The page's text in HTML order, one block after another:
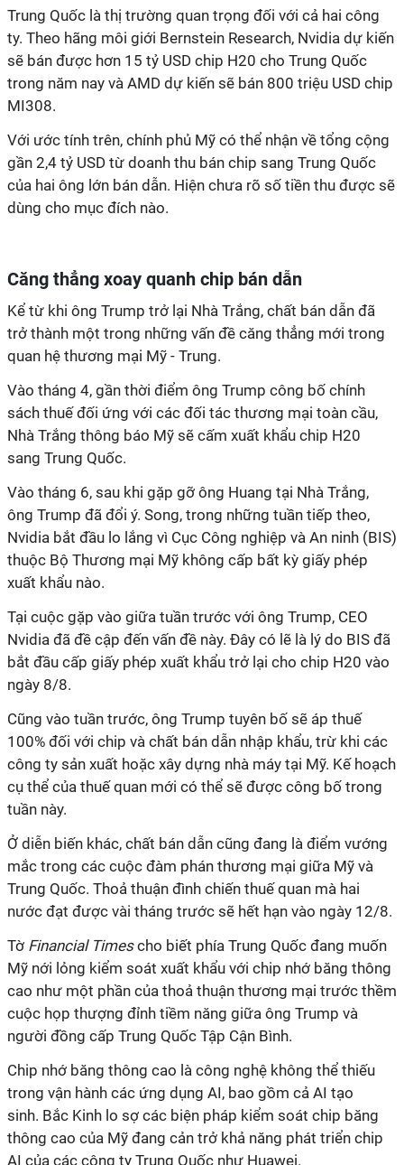
Trung Quốc là thị trường quan trọng đối với cả hai công
ty. Theo hãng môi giới Bernstein Research, Nvidia dự kiến
sẽ bán được hơn 15 tỷ USD chip H20 cho Trung Quốc
trong năm nay và AMD dự kiến sẽ bán 800 triệu USD chip
MI308.
Với ước tính trên, chính phủ Mỹ có thể nhận về tổng cộng
gần 2,4 tỷ USD từ doanh thu bán chip sang Trung Quốc
của hai ông lớn bán dẫn. Hiện chưa rõ số tiền thu được sẽ
dùng cho mục đích nào.
Căng thẳng xoay quanh chip bán dẫn
Kể từ khi ông Trump trở lại Nhà Trắng, chất bán dẫn đã
trở thành một trong những vấn đề căng thẳng mới trong
quan hệ thương mại Mỹ - Trung.
Vào tháng 4, gần thời điểm ông Trump công bố chính
sách thuế đối ứng với các đối tác thương mại toàn cầu,
Nhà Trắng thông báo Mỹ sẽ cấm xuất khẩu chip H20
sang Trung Quốc.
Vào tháng 6, sau khi gặp gỡ ông Huang tại Nhà Trắng,
ông Trump đã đổi ý. Song, trong những tuần tiếp theo,
Nvidia bắt đầu lo lắng vì Cục Công nghiệp và An ninh (BIS)
thuộc Bộ Thương mại Mỹ không cấp bất kỳ giấy phép
xuất khẩu nào.
Tại cuộc gặp vào giữa tuần trước với ông Trump, CEO
Nvidia đã đề cập đến vấn đề này. Đây có lẽ là lý do BIS đã
bắt đầu cấp giấy phép xuất khẩu trở lại cho chip H20 vào
ngày 8/8.
Cũng vào tuần trước, ông Trump tuyên bố sẽ áp thuế
100% đối với chip và chất bán dẫn nhập khẩu, trừ khi các
công ty sản xuất hoặc xây dựng nhà máy tại Mỹ. Kế hoạch
cụ thể của thuế quan mới có thể sẽ được công bố trong
tuần này.
Ở diễn biến khác, chất bán dẫn cũng đang là điểm vướng
mắc trong các cuộc đàm phán thương mại giữa Mỹ và
Trung Quốc. Thoả thuận đình chiến thuế quan mà hai
nước đạt được vài tháng trước sẽ hết hạn vào ngày 12/8.
Tờ Financial Timescho biết phía Trung Quốc đang muốn
Mỹ nới lỏng kiểm soát xuất khẩu với chip nhớ băng thông
cao như một phần của thoả thuận thương mại trước thềm
cuộc họp thượng đỉnh tiềm năng giữa ông Trump và
người đồng cấp Trung Quốc Tập Cận Bình.
Chip nhớ băng thông cao là công nghệ không thể thiếu
trong vận hành các ứng dụng AI, bao gồm cả AI tạo
sinh. Bắc Kinh lo sợ các biện pháp kiểm soát chip băng
thông cao của Mỹ đang cản trở khả năng phát triển chip
AI của các công ty Trung Quốc như Huawei.